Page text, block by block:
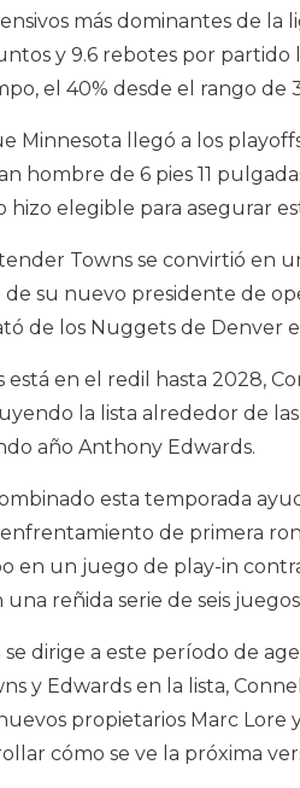
más dominantes de la
y 9.6 rebotes por partido
el 40% desde el rango
Minnesota llegó a los
hombre de 6 pies 11
hizo elegible para asegurar
Towns se convirtió en
su nuevo presidente de
de los Nuggets de Denver
está en el redil hasta 2028,
la lista alrededor de
año Anthony Edwards.
esta temporada
de primera
en un juego de play-in
reñida serie de seis
se dirige a este período de
y Edwards en la lista,
propietarios Marc
cómo se ve la próxima